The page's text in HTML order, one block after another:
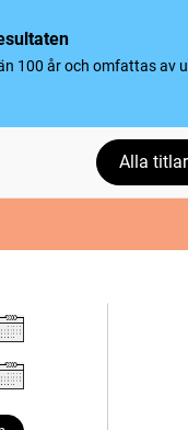
100 år och omfattas av
Alla titlar